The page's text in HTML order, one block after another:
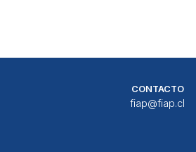
CONTACTO
fiap@fiap.cl